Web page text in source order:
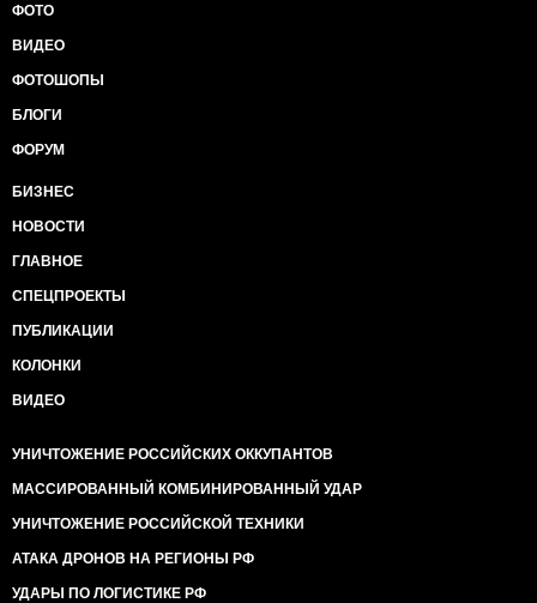
ФОТО
ВИДЕО
ФОТОШОПЫ
БЛОГИ
ФОРУМ
БИЗНЕС
НОВОСТИ
ГЛАВНОЕ
СПЕЦПРОЕКТЫ
ПУБЛИКАЦИИ
КОЛОНКИ
ВИДЕО
УНИЧТОЖЕНИЕ РОССИЙСКИХ ОККУПАНТОВ
МАССИРОВАННЫЙ КОМБИНИРОВАННЫЙ УДАР
УНИЧТОЖЕНИЕ РОССИЙСКОЙ ТЕХНИКИ
АТАКА ДРОНОВ НА РЕГИОНЫ РФ
УДАРЫ ПО ЛОГИСТИКЕ РФ